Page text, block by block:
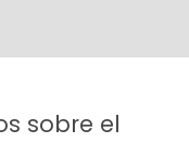
sobre el